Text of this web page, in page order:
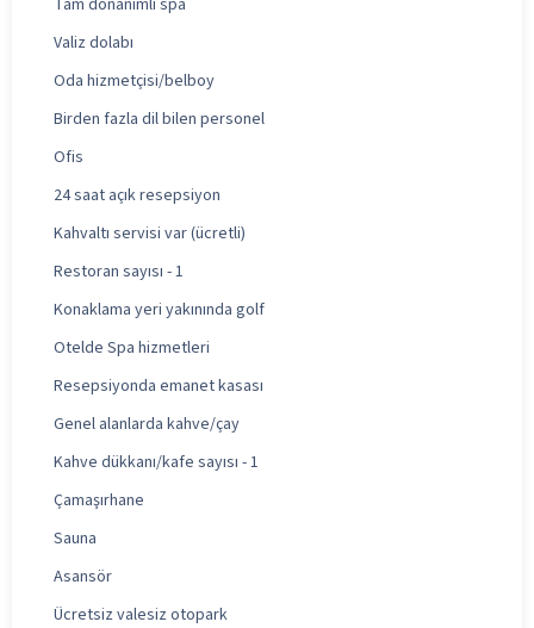
Valiz dolabı
Oda hizmetçisi/belboy
Birden fazla dil bilen personel
Ofis
24 saat açık resepsiyon
Kahvaltı servisi var (ücretli)
Restoran sayısı - 1
Konaklama yeri yakınında golf
Otelde Spa hizmetleri
Resepsiyonda emanet kasası
Genel alanlarda kahve/çay
Kahve dükkanı/kafe sayısı - 1
Çamaşırhane
Sauna
Asansör
Ücretsiz valesiz otopark